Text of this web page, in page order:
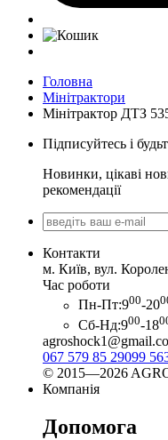
Головна
Мінітрактори
Мінітрактор ДТЗ
Підписуйтесь і
Новинки, цікаві
рекомендації
Контакти
м. Київ, вул.
Час роботи
Пн-Пт:900-20
Сб-Нд:900-18
067 579 85 29099
© 2015—2026
Компанія
Допомога